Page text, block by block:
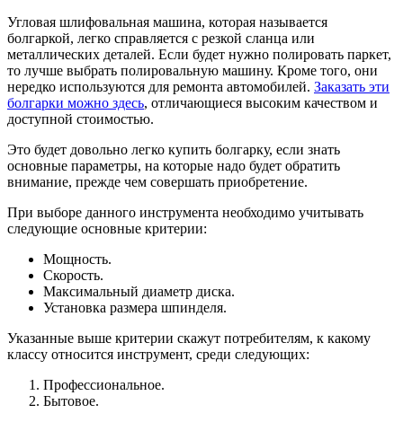
Угловая шлифовальная машина, которая называется
болгаркой, легко справляется с резкой сланца или
металлических деталей. Если будет нужно полировать паркет,
то лучше выбрать полировальную машину. Кроме того, они
нередко используются для ремонта автомобилей. Заказать эти
болгарки можно здесь, отличающиеся высоким качеством и
доступной стоимостью.
Это будет довольно легко купить болгарку, если знать
основные параметры, на которые надо будет обратить
внимание, прежде чем совершать приобретение.
При выборе данного инструмента необходимо учитывать
следующие основные критерии:
Мощность.
Скорость.
Максимальный диаметр диска.
Установка размера шпинделя.
Указанные выше критерии скажут потребителям, к какому
классу относится инструмент, среди следующих:
Профессиональное.
Бытовое.